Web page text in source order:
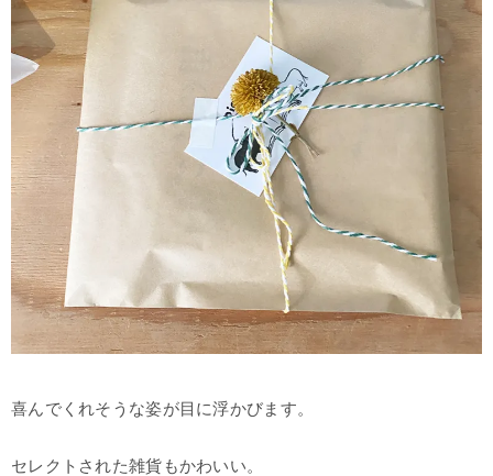
喜んでくれそうな姿が目に浮かびます。
セレクトされた雑貨もかわいい。